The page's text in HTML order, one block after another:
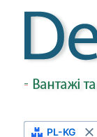
PL-KG